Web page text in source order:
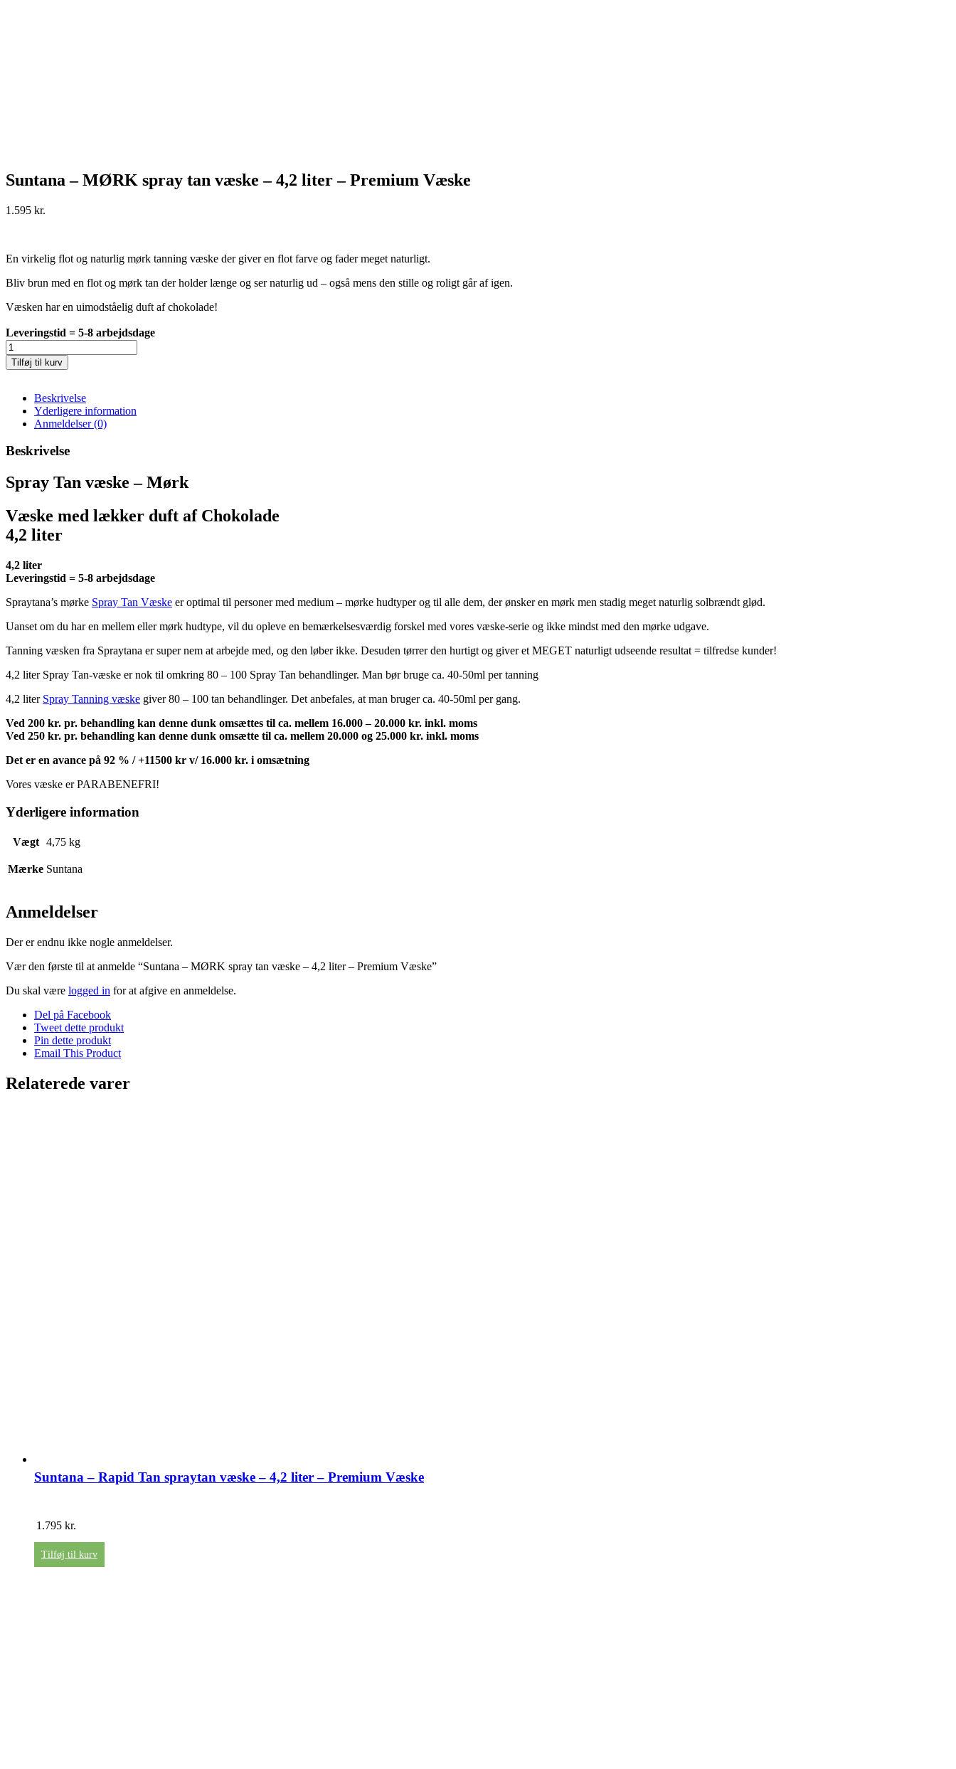
Suntana – MØRK spray tan væske – 4,2 liter – Premium Væske
1.595 kr.
En virkelig flot og naturlig mørk tanning væske der giver en flot farve og fader meget naturligt.
Bliv brun med en flot og mørk tan der holder længe og ser naturlig ud – også mens den stille og roligt går af igen.
Væsken har en uimodståelig duft af chokolade!
Leveringstid = 5-8 arbejdsdage
Suntana
-
MØRK
væske
liter
Væske
Tilføj til kurv
Beskrivelse
Yderligere information
Anmeldelser (0)
Beskrivelse
Spray Tan væske – Mørk
Væske med lækker duft af Chokolade
4,2 liter
4,2 liter
Leveringstid = 5-8 arbejdsdage
Spraytana’s mørke Spray Tan Væske er optimal til personer med medium – mørke hudtyper og til alle dem, der ønsker en mørk men stadig meget naturlig solbrændt glød.
Uanset om du har en mellem eller mørk hudtype, vil du opleve en bemærkelsesværdig forskel med vores væske-serie og ikke mindst med den mørke udgave.
Tanning væsken fra Spraytana er super nem at arbejde med, og den løber ikke. Desuden tørrer den hurtigt og giver et MEGET naturligt udseende resultat = tilfredse kunder!
4,2 liter Spray Tan-væske er nok til omkring 80 – 100 Spray Tan behandlinger. Man bør bruge ca. 40-50ml per tanning
4,2 liter Spray Tanning væske giver 80 – 100 tan behandlinger. Det anbefales, at man bruger ca. 40-50ml per gang.
Ved 200 kr. pr. behandling kan denne dunk omsættes til ca. mellem 16.000 – 20.000 kr. inkl. moms
Ved 250 kr. pr. behandling kan denne dunk omsætte til ca. mellem 20.000 og 25.000 kr. inkl. moms
Det er en avance på 92 % / +11500 kr v/ 16.000 kr. i omsætning
Vores væske er PARABENEFRI!
Yderligere information
Vægt 4,75 kg
Mærke Suntana
Anmeldelser
Der er endnu ikke nogle anmeldelser.
Vær den første til at anmelde “Suntana – MØRK spray tan væske – 4,2 liter – Premium Væske”
Du skal være logged in for at afgive en anmeldelse.
Del på Facebook
Tweet dette produkt
Pin dette produkt
Email This Product
Relaterede varer
Suntana – Rapid Tan spraytan væske – 4,2 liter – Premium Væske
1.795 kr.
Tilføj til kurv